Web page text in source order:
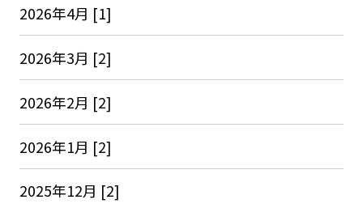
2026年4月 [1]
2026年3月 [2]
2026年2月 [2]
2026年1月 [2]
2025年12月 [2]